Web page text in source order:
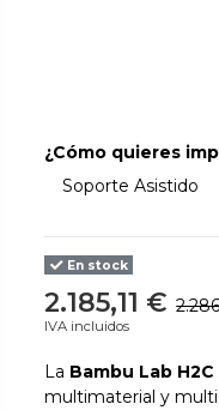
¿Cómo quieres
Más que la
Soporte Asistido
En stock
2.185,11 €
IVA incluidos
La Bambu Lab
multimaterial y